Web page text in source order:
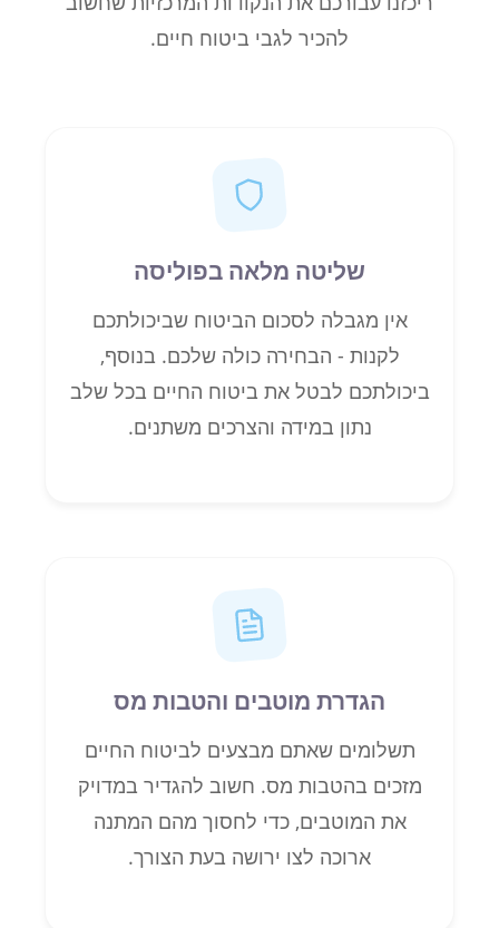
להכיר לגבי ביטוח חיים.
שליטה מלאה בפוליסה
אין מגבלה לסכום הביטוח שביכולתכם
לקנות - הבחירה כולה שלכם. בנוסף,
ביכולתכם לבטל את ביטוח החיים בכל שלב
נתון במידה והצרכים משתנים.
הגדרת מוטבים והטבות מס
תשלומים שאתם מבצעים לביטוח החיים
מזכים בהטבות מס. חשוב להגדיר במדויק
את המוטבים, כדי לחסוך מהם המתנה
ארוכה לצו ירושה בעת הצורך.